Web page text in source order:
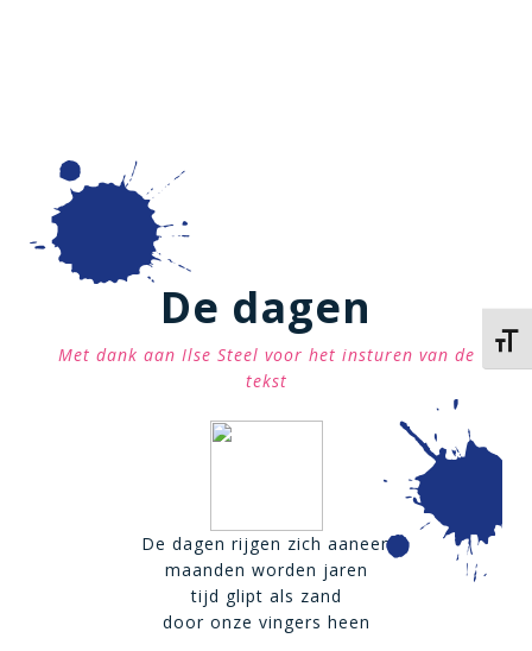
De dagen
Met dank aan Ilse Steel voor het insturen van de
tekst
De dagen rijgen zich aaneen
maanden worden jaren
tijd glipt als zand
door onze vingers heen